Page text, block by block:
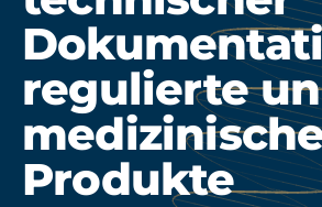
regulierte
Produkte